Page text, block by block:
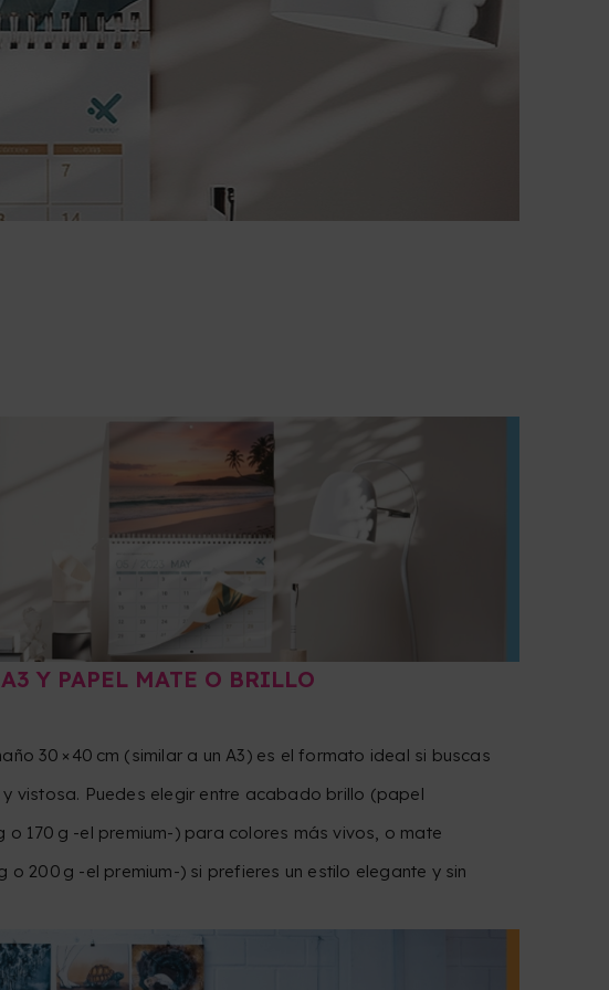
Y PAPEL MATE O BRILLO
30 × 40 cm (similar a un A3) es el formato ideal si buscas
vistosa. Puedes elegir entre acabado brillo (papel
o 170 g -el premium-) para colores más vivos, o mate
o 200 g -el premium-) si prefieres un estilo elegante y sin